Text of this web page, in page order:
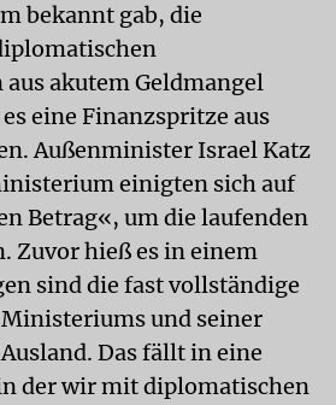
bekannt gab, die
akutem Geldmangel
eine Finanzspritze aus
Außenminister Israel Katz
einigten sich auf
Betrag«, um die laufenden
Zuvor hieß es in einem
sind die fast vollständige
und seiner
Das fällt in eine
der wir mit diplomatischen